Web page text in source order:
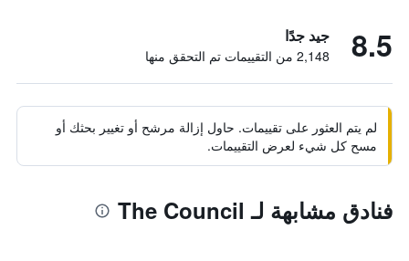
8.5 جيد جدًا
2,148 من التقييمات تم التحقق منها
لم يتم العثور على تقييمات. حاول إزالة مرشح أو تغيير بحثك أو
مسح كل شيء لعرض التقييمات.
فنادق مشابهة لـ The Council